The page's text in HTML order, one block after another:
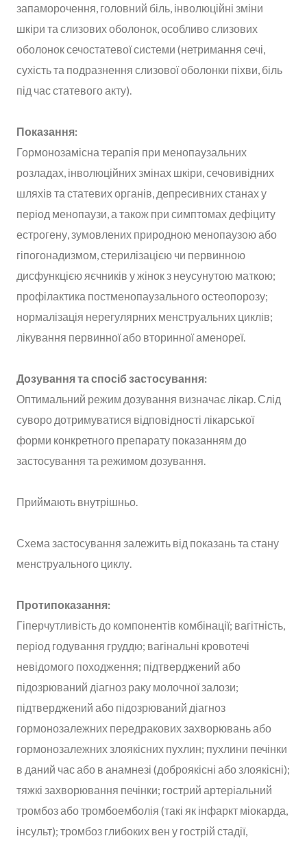
запаморочення, головний біль, інволюційні зміни
шкіри та слизових оболонок, особливо слизових
оболонок сечостатевої системи (нетримання сечі,
сухість та подразнення слизової оболонки піхви, біль
під час статевого акту).
Показання:
Гормонозамісна терапія при менопаузальних
розладах, інволюційних змінах шкіри, сечовивідних
шляхів та статевих органів, депресивних станах у
період менопаузи, а також при симптомах дефіциту
естрогену, зумовлених природною менопаузою або
гіпогонадизмом, стерилізацією чи первинною
дисфункцією яєчників у жінок з неусунутою маткою;
профілактика постменопаузального остеопорозу;
нормалізація нерегулярних менструальних циклів;
лікування первинної або вторинної аменореї.
Дозування та спосіб застосування:
Оптимальний режим дозування визначає лікар. Слід
суворо дотримуватися відповідності лікарської
форми конкретного препарату показанням до
застосування та режимом дозування.
Приймають внутрішньо.
Схема застосування залежить від показань та стану
менструального циклу.
Протипоказання:
Гіперчутливість до компонентів комбінації; вагітність,
період годування груддю; вагінальні кровотечі
невідомого походження; підтверджений або
підозрюваний діагноз раку молочної залози;
підтверджений або підозрюваний діагноз
гормонозалежних передракових захворювань або
гормонозалежних злоякісних пухлин; пухлини печінки
в даний час або в анамнезі (доброякісні або злоякісні);
тяжкі захворювання печінки; гострий артеріальний
тромбоз або тромбоемболія (такі як інфаркт міокарда,
інсульт); тромбоз глибоких вен у гострій стадії,